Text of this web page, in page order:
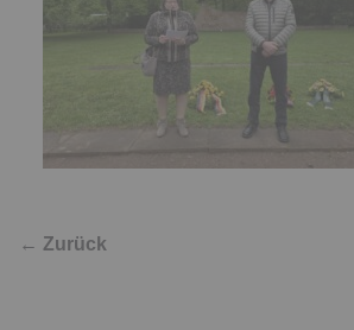
← Zurück